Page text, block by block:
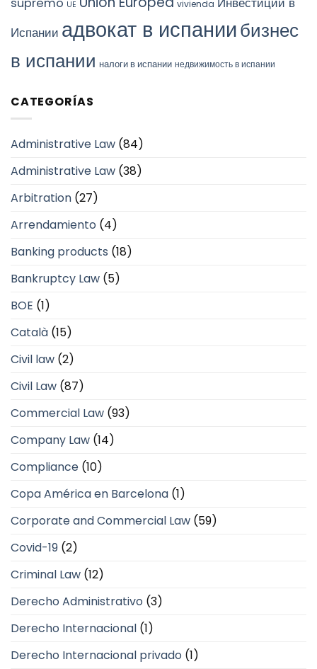
UE vivienda
Испании адвокат в испаниибизнес
в испании налоги в испании недвижимость в испании
CATEGORÍAS
Administrative Law (84)
Administrative Law (38)
Arbitration (27)
Arrendamiento (4)
Banking products (18)
Bankruptcy Law (5)
BOE (1)
Català (15)
Civil law (2)
Civil Law (87)
Commercial Law (93)
Company Law (14)
Compliance (10)
Copa América en Barcelona (1)
Corporate and Commercial Law (59)
Covid-19 (2)
Criminal Law (12)
Derecho Administrativo (3)
Derecho Internacional (1)
Derecho Internacional privado (1)